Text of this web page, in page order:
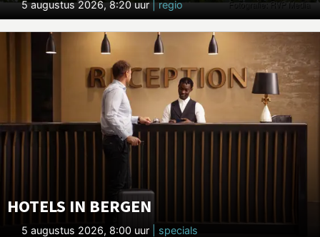
5 augustus 2026, 8:20 uur| regio
HOTELS IN BERGEN
5 augustus 2026, 8:00 uur | specials